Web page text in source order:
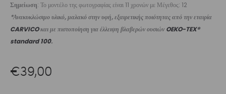
Σημείωση: Το μοντέλο της φωτογραφίας είναι 11 χρονών με Μέγεθος: 12
*Ανακυκλώσιμο υλικό, μαλακό στην υφή, εξαιρετικής ποιότητας από την εταιρία
CARVICOκαι με πιστοποίηση για έλλειψη βλαβερών ουσιών OEKO-TEX®
standard 100.
€39,00